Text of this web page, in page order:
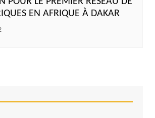
EN AFRIQUE À DAKAR